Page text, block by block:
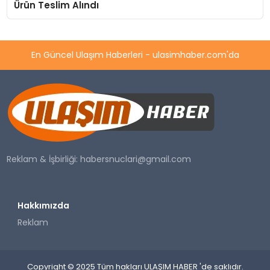
Ürün Teslim Alındı
En Güncel Ulaşım Haberleri - ulasimhaber.com'da
Reklam & İşbirliği:habersnuclari@gmail.com
Hakkımızda
Reklam
Copyright © 2025 Tüm hakları ULAŞIM HABER 'de saklıdır.